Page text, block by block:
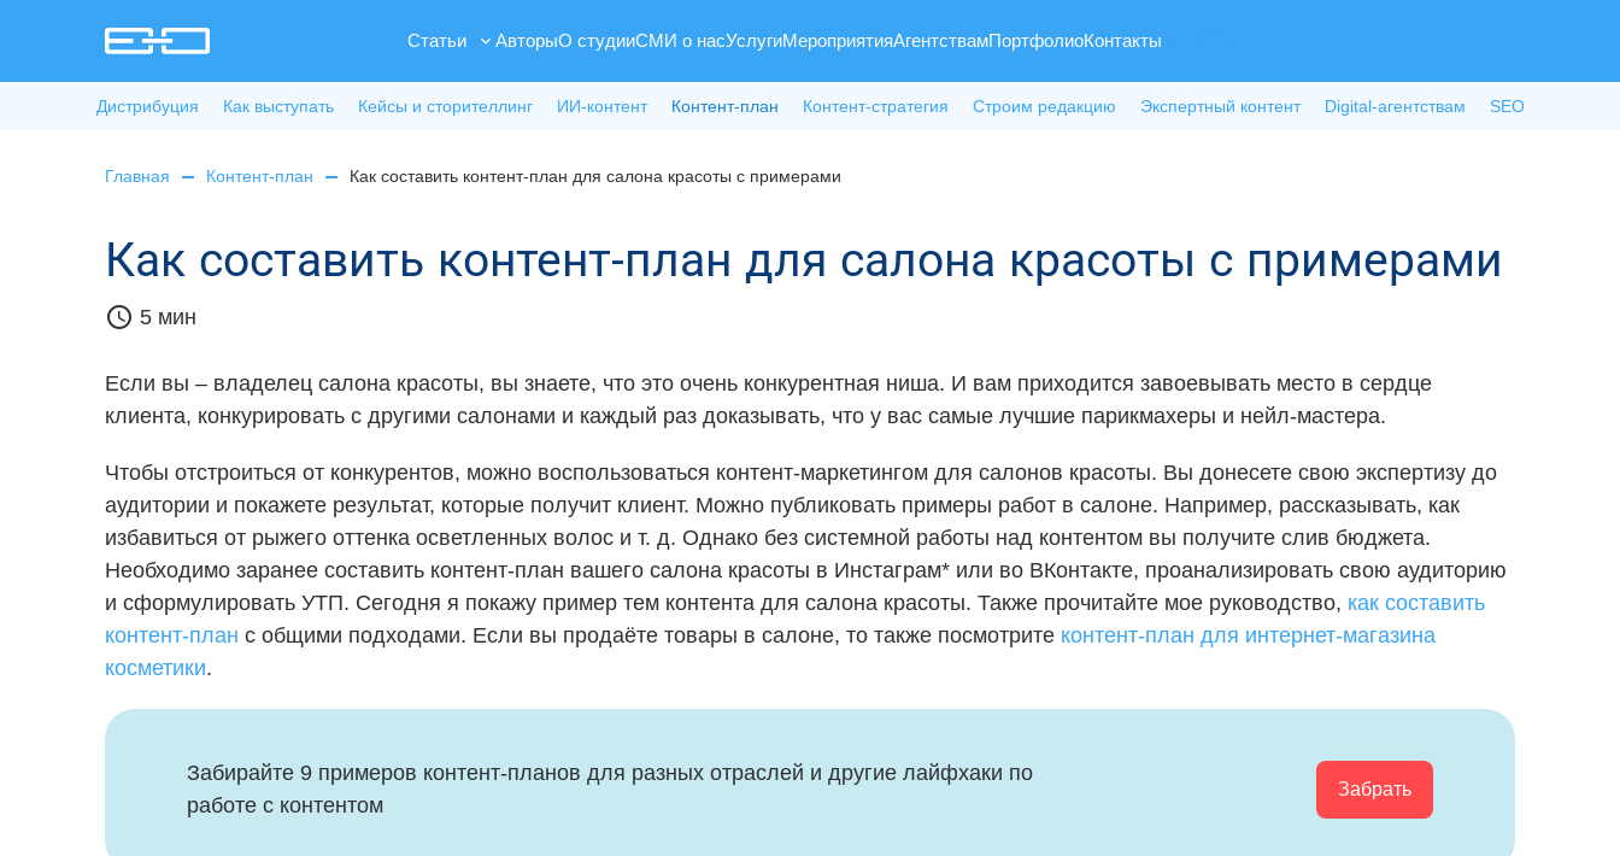
Статьи АвторыО студииСМИ о насУслугиМероприятияАгентствамПортфолиоКонтакты
Дистрибуция Как выступать Кейсы и сторителлинг ИИ-контент Контент-план Контент-стратегия Строим редакцию Экспертный контент Digital-агентствам SEO
Главная Контент-план Как составить контент-план для салона красоты с примерами
Как составить контент-план для салона красоты с примерами
schedule 5 мин
Если вы – владелец салона красоты, вы знаете, что это очень конкурентная ниша. И вам приходится завоевывать место в сердце
клиента, конкурировать с другими салонами и каждый раз доказывать, что у вас самые лучшие парикмахеры и нейл-мастера.
Чтобы отстроиться от конкурентов, можно воспользоваться контент-маркетингом для салонов красоты. Вы донесете свою экспертизу до
аудитории и покажете результат, которые получит клиент. Можно публиковать примеры работ в салоне. Например, рассказывать, как
избавиться от рыжего оттенка осветленных волос и т. д. Однако без системной работы над контентом вы получите слив бюджета.
Необходимо заранее составить контент-план вашего салона красоты в Инстаграм* или во ВКонтакте, проанализировать свою аудиторию
и сформулировать УТП. Сегодня я покажу пример тем контента для салона красоты. Также прочитайте мое руководство, как составить
контент-план с общими подходами. Если вы продаёте товары в салоне, то также посмотрите контент-план для интернет-магазина
косметики.
Забирайте 9 примеров контент-планов для разных отраслей и другие лайфхаки по
работе с контентом
Забрать